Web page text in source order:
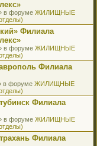
в форуме ЖИЛИЩНЫЕ
Филиала
в форуме ЖИЛИЩНЫЕ
Филиала
в форуме ЖИЛИЩНЫЕ
Филиала
в форуме ЖИЛИЩНЫЕ
Филиала